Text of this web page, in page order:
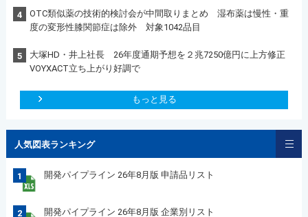
4
OTC類似薬の技術的検討会が中間取りまとめ 湿布薬は慢性・重
度の変形性膝関節症は除外 対象1042品目
5
大塚HD・井上社長 26年度通期予想を２兆7250億円に上方修正
VOYXACT立ち上がり好調で
もっと見る
人気図表ランキング
1 開発パイプライン 26年8月版 申請品リスト
2 開発パイプライン 26年8月版 企業別リスト